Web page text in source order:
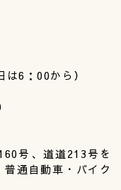
6：00から）
号、道道213号を
通自動車・バイク